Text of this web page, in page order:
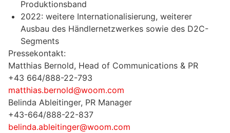
Produktionsband
2022: weitere Internationalisierung, weiterer
Ausbau des Händlernetzwerkes sowie des D2C-
Segments
Pressekontakt:
Matthias Bernold, Head of Communications & PR
+43 664/888-22-793
matthias.bernold@woom.com
Belinda Ableitinger, PR Manager
+43-664/888-22-837
belinda.ableitinger@woom.com